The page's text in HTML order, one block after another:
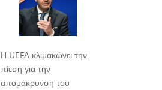
Η UEFA κλιμακώνει την
πίεση για την
απομάκρυνση του